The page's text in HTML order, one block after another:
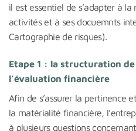
il est essentiel de s’adapter à la
activités et à ses docuemnts
Cartographie de risques).
Etape 1 : la structuration
l’évaluation financière
Afin de s’assurer la pertinence
la matérialité financière,
à plusieurs questions